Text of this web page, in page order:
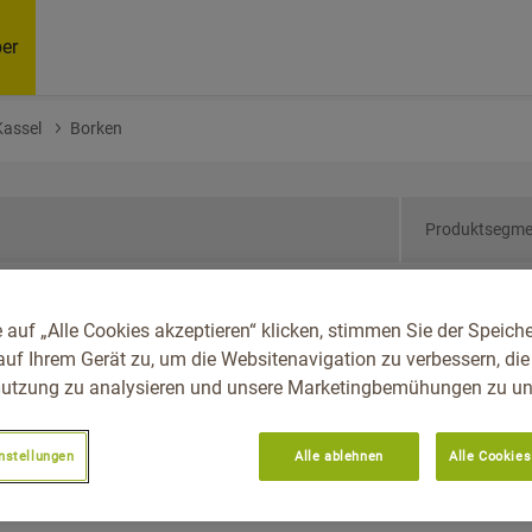
Borken
Reg.-Bez. Kassel,
auf „Alle Cookies akzeptieren“ klicken, stimmen Sie der
Ihrem Gerät zu, um die Websitenavigation zu verbessern, die
zu analysieren und unsere Marketingbemühungen zu
Alle ablehnen Alle